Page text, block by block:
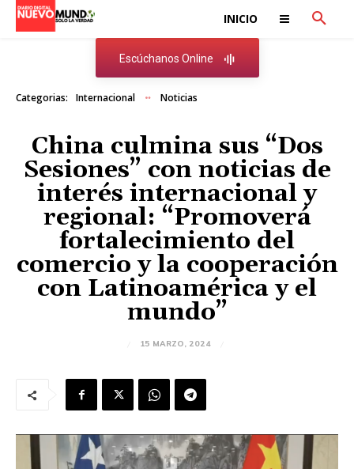
INICIO
Escúchanos Online
Categorias: Internacional Noticias
China culmina sus “Dos
Sesiones” con noticias de
interés internacional y
regional: “Promoverá
fortalecimiento del
comercio y la cooperación
con Latinoamérica y el
mundo”
15 MARZO, 2024